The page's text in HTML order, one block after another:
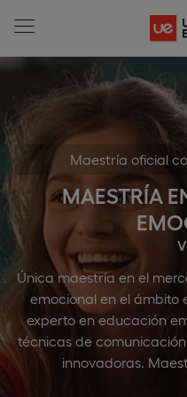
Maestría oficial
MAESTRÍA
Única maestría en el
emocional en el ámbito
experto en educación
técnicas de
innovadoras.